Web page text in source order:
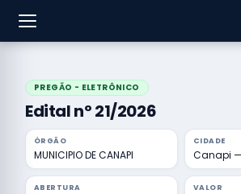
PREGÃO - ELETRÔNICO
Edital nº 21/2026
ÓRGÃO
MUNICIPIO DE CANAPI
CIDADE
Canapi —
ABERTURA VALOR